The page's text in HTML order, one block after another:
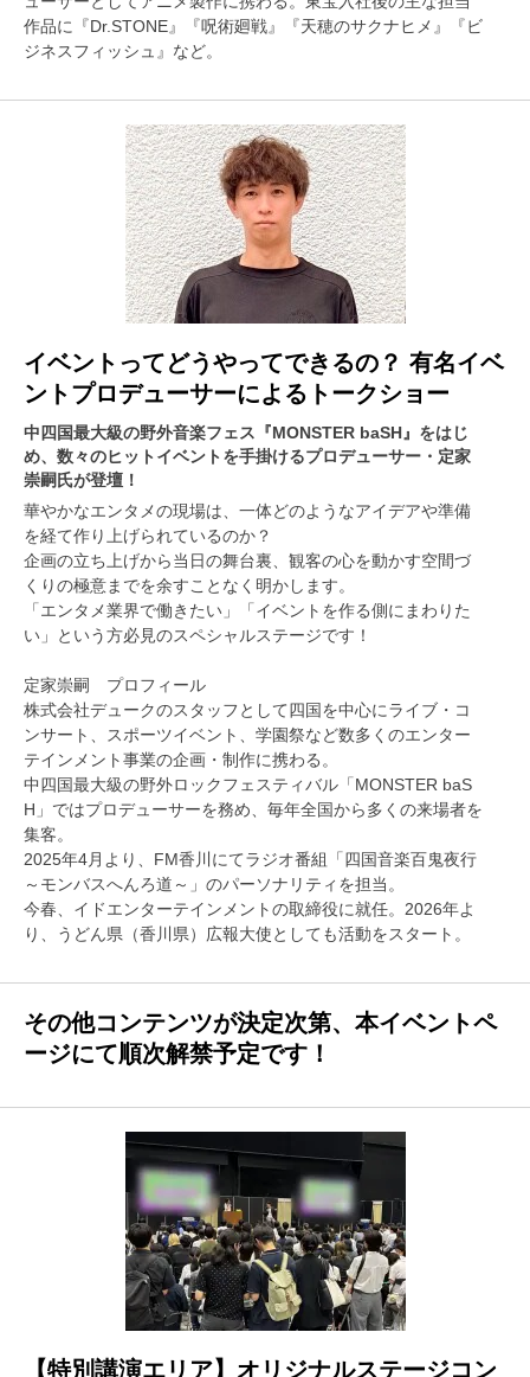
作品に『Dr.STONE』『呪術廻戦』『天穂のサクナヒメ』『ビ
ジネスフィッシュ』など。
イベントってどうやってできるの？ 有名イベ
ントプロデューサーによるトークショー
中四国最大級の野外音楽フェス『MONSTER baSH』をはじ
め、数々のヒットイベントを手掛けるプロデューサー・定家
崇嗣氏が登壇！
華やかなエンタメの現場は、一体どのようなアイデアや準備
を経て作り上げられているのか？
企画の立ち上げから当日の舞台裏、観客の心を動かす空間づ
くりの極意までを余すことなく明かします。
「エンタメ業界で働きたい」「イベントを作る側にまわりた
い」という方必見のスペシャルステージです！
定家崇嗣 プロフィール
株式会社デュークのスタッフとして四国を中心にライブ・コ
ンサート、スポーツイベント、学園祭など数多くのエンター
テインメント事業の企画・制作に携わる。
中四国最大級の野外ロックフェスティバル「MONSTER baS
H」ではプロデューサーを務め、毎年全国から多くの来場者を
集客。
2025年4月より、FM香川にてラジオ番組「四国音楽百鬼夜行
～モンバスへんろ道～」のパーソナリティを担当。
今春、イドエンターテインメントの取締役に就任。2026年よ
り、うどん県（香川県）広報大使としても活動をスタート。
その他コンテンツが決定次第、本イベントペ
ージにて順次解禁予定です！
【特別講演エリア】オリジナルステージコン